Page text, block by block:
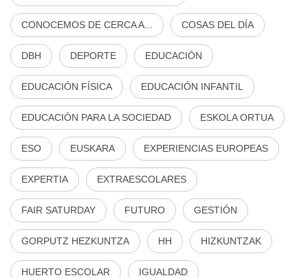
CONOCEMOS DE CERCA A... COSAS DEL DÍA
DBH DEPORTE EDUCACIÓN
EDUCACIÓN FÍSICA EDUCACIÓN INFANTIL
EDUCACIÓN PARA LA SOCIEDAD ESKOLA ORTUA
ESO EUSKARA EXPERIENCIAS EUROPEAS
EXPERTIA EXTRAESCOLARES
FAIR SATURDAY FUTURO GESTIÓN
GORPUTZ HEZKUNTZA HH HIZKUNTZAK
HUERTO ESCOLAR IGUALDAD